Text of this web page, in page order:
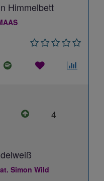
Himmelbett
4
Simon Wild